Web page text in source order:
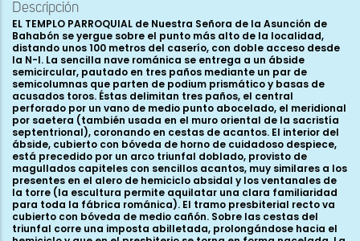
Descripción
EL TEMPLO PARROQUIAL de Nuestra Señora de la Asunción de
Bahabón se yergue sobre el punto más alto de la localidad,
distando unos 100 metros del caserío, con doble acceso desde
la N-I. La sencilla nave románica se entrega a un ábside
semicircular, pautado en tres paños mediante un par de
semicolumnas que parten de podium prismático y basas de
acusados toros. Éstas delimitan tres paños, el central
perforado por un vano de medio punto abocelado, el meridional
por saetera (también usada en el muro oriental de la sacristía
septentrional), coronando en cestas de acantos. El interior del
ábside, cubierto con bóveda de horno de cuidadoso despiece,
está precedido por un arco triunfal doblado, provisto de
magullados capiteles con sencillos acantos, muy similares a los
presentes en el alero de hemiciclo absidal y los ventanales de
la torre (la escultura permite aquilatar una clara familiaridad
para toda la fábrica románica). El tramo presbiterial recto va
cubierto con bóveda de medio cañón. Sobre las cestas del
triunfal corre una imposta abilletada, prolongándose hacia el